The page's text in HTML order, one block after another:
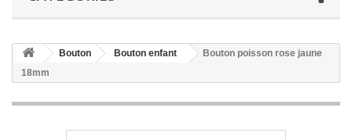
Bouton Bouton enfant
Bouton poisson rose jaune
18mm